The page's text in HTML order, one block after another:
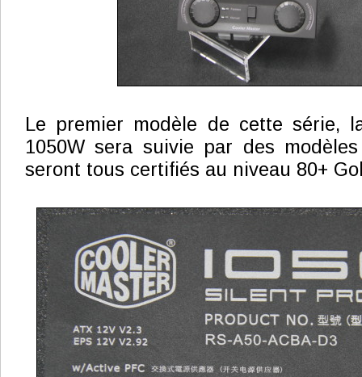
Le premier modèle de cette série,
1050W sera suivie par des
seront tous certifiés au niveau 80+